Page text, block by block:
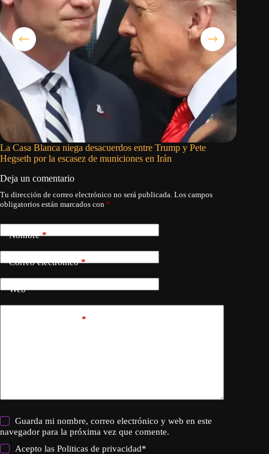
La Casa Blanca niega desacuerdos entre Trump y Pete
Hegseth por la escasez de municiones en Irán
Deja un comentario
Tu dirección de correo electrónico no será publicada. Los campos
obligatorios están marcados con *
Nombre*
Correo electrónico*
Web
*
Guarda mi nombre, correo electrónico y web en este
navegador para la próxima vez que comente.
Acepto lasPoliticas de privacidad*